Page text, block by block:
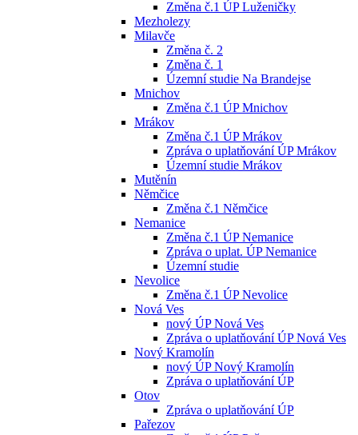
Změna č.1 ÚP Luženičky
Mezholezy
Milavče
Změna č. 2
Změna č. 1
Územní studie Na Brandejse
Mnichov
Změna č.1 ÚP Mnichov
Mrákov
Změna č.1 ÚP Mrákov
Zpráva o uplatňování ÚP Mrákov
Územní studie Mrákov
Mutěnín
Němčice
Změna č.1 Němčice
Nemanice
Změna č.1 ÚP Nemanice
Zpráva o uplat. ÚP Nemanice
Územní studie
Nevolice
Změna č.1 ÚP Nevolice
Nová Ves
nový ÚP Nová Ves
Zpráva o uplatňování ÚP Nová Ves
Nový Kramolín
nový ÚP Nový Kramolín
Zpráva o uplatňování ÚP
Otov
Zpráva o uplatňování ÚP
Pařezov